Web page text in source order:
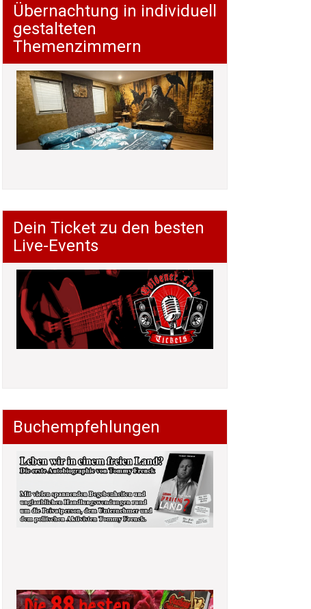
Übernachtung in individuell
gestalteten
Themenzimmern
Dein Ticket zu den besten
Live-Events
Buchempfehlungen